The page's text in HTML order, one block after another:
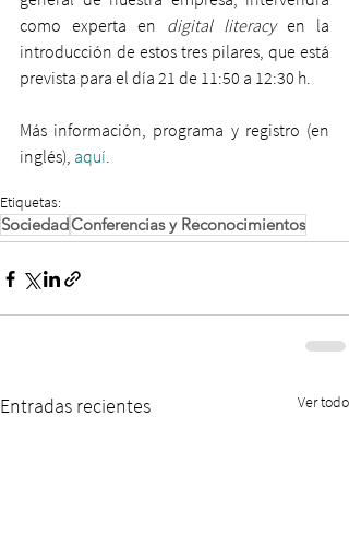
como experta en digital literacy en la
introducción de estos tres pilares, que está
prevista para el día 21 de 11:50 a 12:30 h.
Más información, programa y registro (en
inglés), aquí.
Etiquetas:
SociedadConferencias y Reconocimientos
Entradas recientes Ver todo